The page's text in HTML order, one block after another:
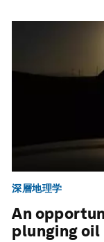
深層地理学
An
plunging oil